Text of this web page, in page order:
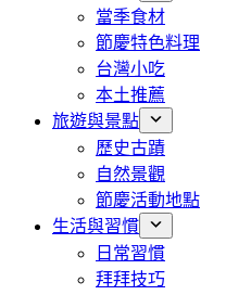
當季食材
節慶特色料理
台灣小吃
本土推薦
旅遊與景點
歷史古蹟
自然景觀
節慶活動地點
生活與習慣
日常習慣
拜拜技巧